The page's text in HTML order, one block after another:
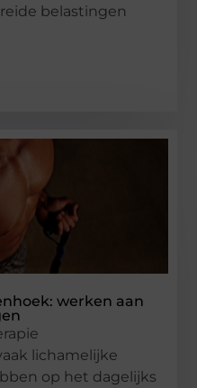
belastingen
werken aan
lichamelijke
op het dagelijks